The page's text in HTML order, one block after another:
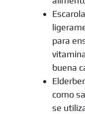
para
buena
como
se